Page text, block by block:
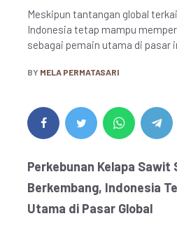
Meskipun tantangan global
Indonesia tetap mampu
sebagai pemain utama di pasar
BY MELA PERMATASARI
Perkebunan Kelapa Sawit
Berkembang, Indonesia
Utama di Pasar Global